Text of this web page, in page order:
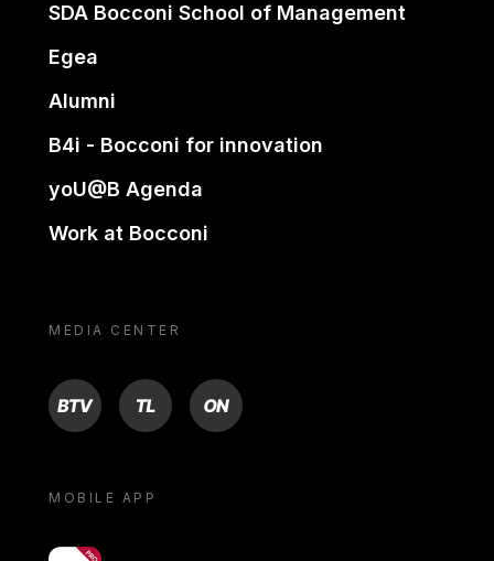
SDA Bocconi School of Management
Egea
Alumni
B4i - Bocconi for innovation
yoU@B Agenda
Work at Bocconi
MEDIA CENTER
BTV TL ON
MOBILE APP